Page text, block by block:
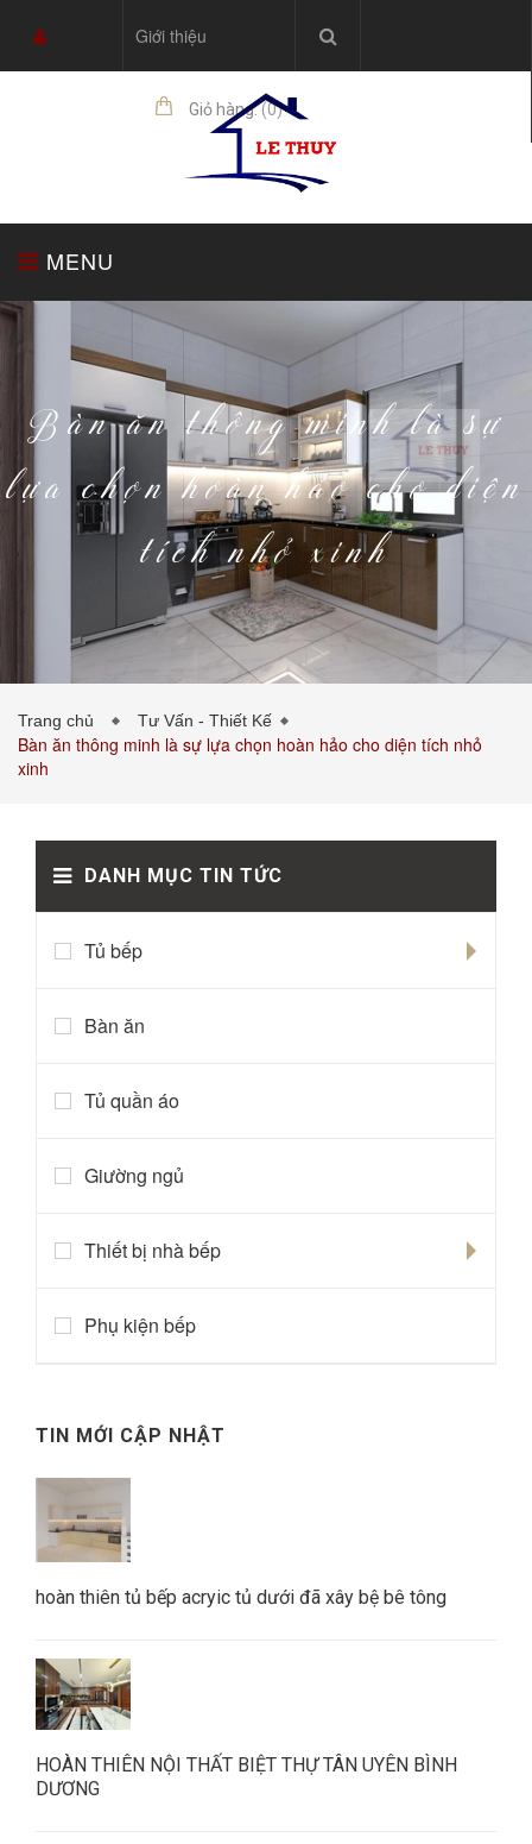
Giới thiệu
Giỏ hàng:(0)
MENU
TỦ BẾP THIẾT BỊ NHÀ BẾP
PHÒNG KHÁCH PHÒNG NGỦ TIN TỨC
BẢNG GIÁ VẬT LIỆU LIÊN HỆ
Bàn ăn thông minh là sự
lựa chọn hoàn hảo cho diện
tích nhỏ xinh
Trang chủ Tư Vấn - Thiết Kế
Bàn ăn thông minh là sự lựa chọn hoàn hảo cho diện tích nhỏ
xinh
DANH MỤC TIN TỨC
Tủ bếp
Bàn ăn
Tủ quần áo
Giường ngủ
Thiết bị nhà bếp
Phụ kiện bếp
TIN MỚI CẬP NHẬT
hoàn thiên tủ bếp acryic tủ dưới đã xây bệ bê tông
HOÀN THIÊN NỘI THẤT BIỆT THỰ TÂN UYÊN BÌNH
DƯƠNG